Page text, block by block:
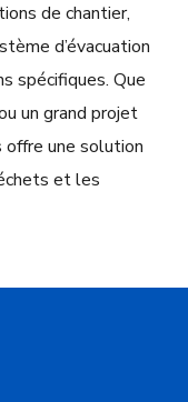
de chantier,
d’évacuation
spécifiques. Que
un grand projet
une solution
et les